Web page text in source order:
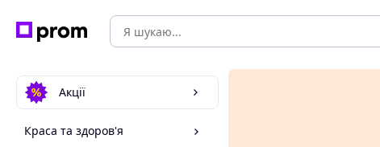
Акції
Краса та здоров'я